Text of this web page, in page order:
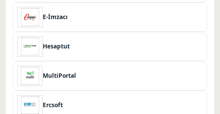
E-İmzacı
Hesaptut
MultiPortal
Ercsoft